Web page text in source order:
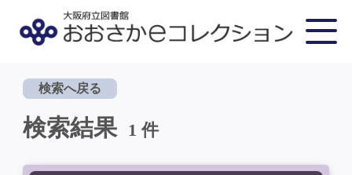
検索へ戻る
検索結果 1 件